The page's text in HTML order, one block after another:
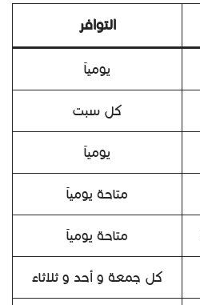
التوافر
يومياً
كل سبت
يومياً
متاحة يومياً
متاحة يومياً
كل جمعة و أحد و ثلاثاء